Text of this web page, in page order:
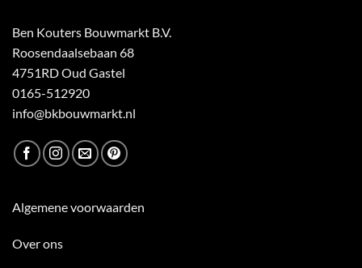
Ben Kouters Bouwmarkt B.V.
Roosendaalsebaan 68
4751RD Oud Gastel
0165-512920
info@bkbouwmarkt.nl
Algemene voorwaarden
Over ons